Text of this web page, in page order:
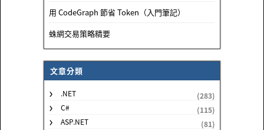
用 CodeGraph 節省 Token（入門筆記）
蛛網交易策略精要
文章分類
.NET
(283)
C#
(115)
ASP.NET
(81)